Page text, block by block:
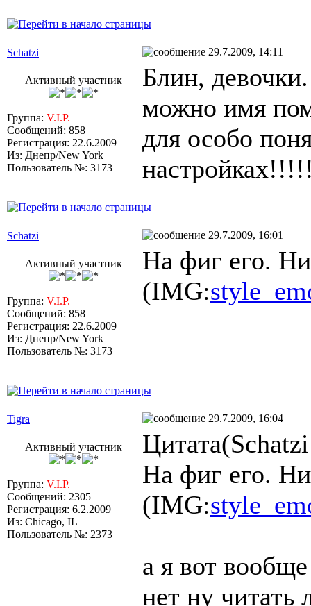
Schatzi 29.7.2009, 14:11
Активный участник
Группа: V.I.P.
Сообщений: 858
Регистрация: 22.6.2009
Из: Днепр/New York
Пользователь №: 3173
Блин,
можно имя
для особо
Schatzi 29.7.2009, 16:01
Активный участник
Группа: V.I.P.
Сообщений: 858
Регистрация: 22.6.2009
Из: Днепр/New York
Пользователь №: 3173
На фиг его.
(IMG:
Tigra 29.7.2009, 16:04
Активный участник
Группа: V.I.P.
Сообщений: 2305
Регистрация: 6.2.2009
Из: Chicago, IL
Пользователь №: 2373
На фиг его.
(IMG:
а я вот
нет ну читать